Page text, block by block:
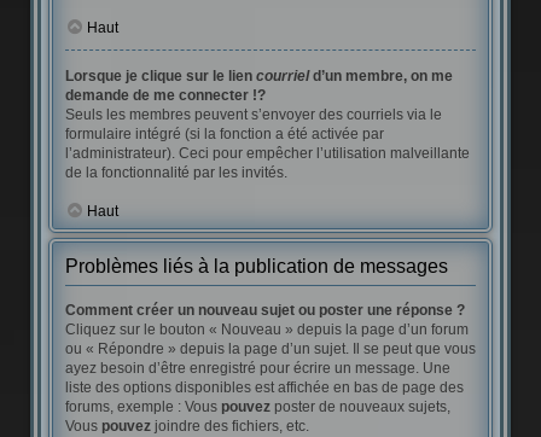
Haut
Lorsque je clique sur le lien courrield’un membre, on me
demande de me connecter !?
Seuls les membres peuvent s’envoyer des courriels via le
formulaire intégré (si la fonction a été activée par
l’administrateur). Ceci pour empêcher l’utilisation malveillante
de la fonctionnalité par les invités.
Haut
Problèmes liés à la publication de messages
Comment créer un nouveau sujet ou poster une réponse ?
Cliquez sur le bouton « Nouveau » depuis la page d’un forum
ou « Répondre » depuis la page d’un sujet. Il se peut que vous
ayez besoin d’être enregistré pour écrire un message. Une
liste des options disponibles est affichée en bas de page des
forums, exemple : Vous pouvezposter de nouveaux sujets,
Vous pouvezjoindre des fichiers, etc.